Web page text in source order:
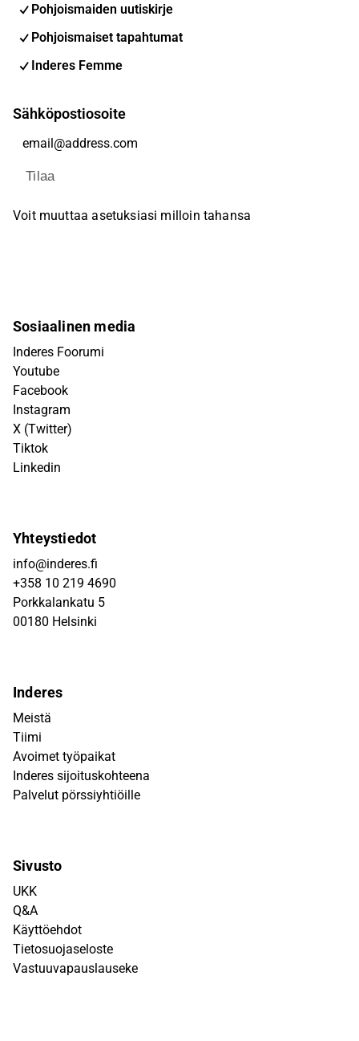
Pohjoismaiden uutiskirje
Pohjoismaiset tapahtumat
Inderes Femme
Sähköpostiosoite
Tilaa
Voit muuttaa asetuksiasi milloin tahansa
Sosiaalinen media
Inderes Foorumi
Youtube
Facebook
Instagram
X (Twitter)
Tiktok
Linkedin
Yhteystiedot
info@inderes.fi
+358 10 219 4690
Porkkalankatu 5
00180 Helsinki
Inderes
Meistä
Tiimi
Avoimet työpaikat
Inderes sijoituskohteena
Palvelut pörssiyhtiöille
Sivusto
UKK
Q&A
Käyttöehdot
Tietosuojaseloste
Vastuuvapauslauseke